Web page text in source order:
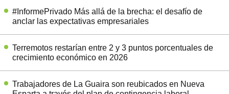
#InformePrivado Más allá de la brecha: el desafío de
anclar las expectativas empresariales
Terremotos restarían entre 2 y 3 puntos porcentuales de
crecimiento económico en 2026
Trabajadores de La Guaira son reubicados en Nueva